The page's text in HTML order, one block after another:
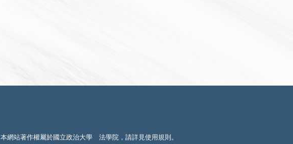
本網站著作權屬於國立政治大學 法學院，請詳見使用規則 。